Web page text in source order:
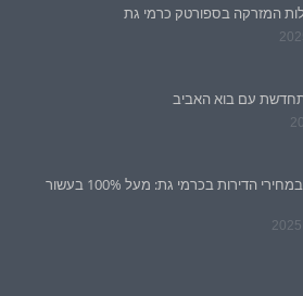
המזרקה בספורטק כרמי גת
עם בוא האביב
עלייה חדה במחירי הדירות בכרמי גת: מעל 100% בעשור